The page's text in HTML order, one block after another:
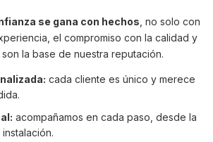
se gana con hechos , no solo con
el compromiso con la calidad y
la base de nuestra reputación.
cada cliente es único y merece
acompañamos en cada paso, desde la